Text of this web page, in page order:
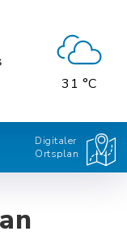
31 °C
Digitaler
Ortsplan